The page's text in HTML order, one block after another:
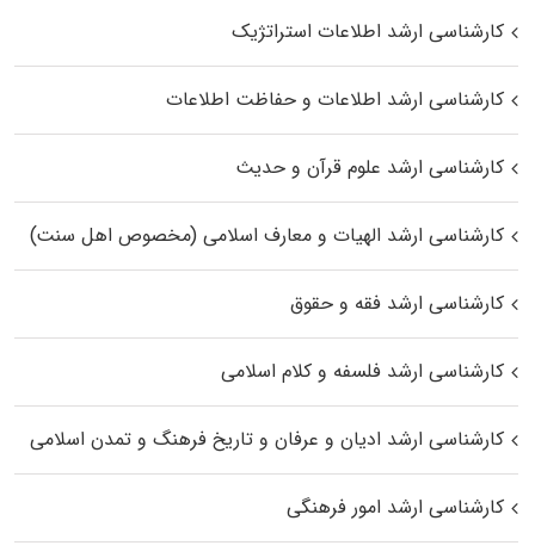
کارشناسی ارشد اطلاعات استراتژیک
کارشناسی ارشد اطلاعات و حفاظت اطلاعات
کارشناسی ارشد علوم قرآن و حدیث
کارشناسی ارشد الهیات و معارف اسلامی (مخصوص اهل سنت)
کارشناسی ارشد فقه و حقوق
کارشناسی ارشد فلسفه و کلام اسلامی
کارشناسی ارشد ادیان و عرفان و تاریخ فرهنگ و تمدن اسلامی
کارشناسی ارشد امور فرهنگی